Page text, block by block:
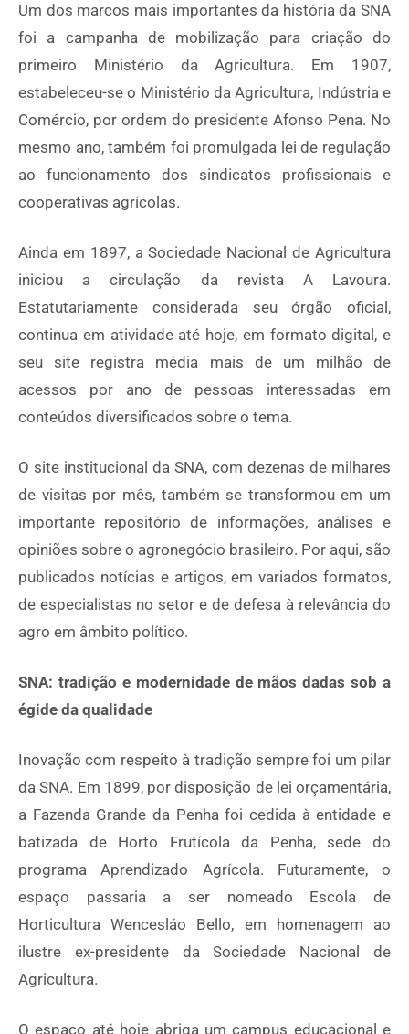
Um dos marcos mais importantes da história da SNA
foi a campanha de mobilização para criação do
primeiro Ministério da Agricultura. Em 1907,
estabeleceu-se o Ministério da Agricultura, Indústria e
Comércio, por ordem do presidente Afonso Pena. No
mesmo ano, também foi promulgada lei de regulação
ao funcionamento dos sindicatos profissionais e
cooperativas agrícolas.
Ainda em 1897, a Sociedade Nacional de Agricultura
iniciou a circulação da revista A Lavoura.
Estatutariamente considerada seu órgão oficial,
continua em atividade até hoje, em formato digital, e
seu site registra média mais de um milhão de
acessos por ano de pessoas interessadas em
conteúdos diversificados sobre o tema.
O site institucional da SNA, com dezenas de milhares
de visitas por mês, também se transformou em um
importante repositório de informações, análises e
opiniões sobre o agronegócio brasileiro. Por aqui, são
publicados notícias e artigos, em variados formatos,
de especialistas no setor e de defesa à relevância do
agro em âmbito político.
SNA: tradição e modernidade de mãos dadas sob a
égide da qualidade
Inovação com respeito à tradição sempre foi um pilar
da SNA. Em 1899, por disposição de lei orçamentária,
a Fazenda Grande da Penha foi cedida à entidade e
batizada de Horto Frutícola da Penha, sede do
programa Aprendizado Agrícola. Futuramente, o
espaço passaria a ser nomeado Escola de
Horticultura Wencesláo Bello, em homenagem ao
ilustre ex-presidente da Sociedade Nacional de
Agricultura.
O espaço até hoje abriga um campus educacional e